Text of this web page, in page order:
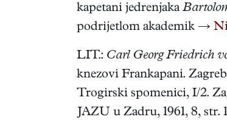
kapetani jedrenjaka
podrijetlom akademik →
LIT.: Carl Georg Friedrich
knezovi Frankapani.
Trogirski spomenici, I/2.
JAZU u Zadru, 1961, 8, str.